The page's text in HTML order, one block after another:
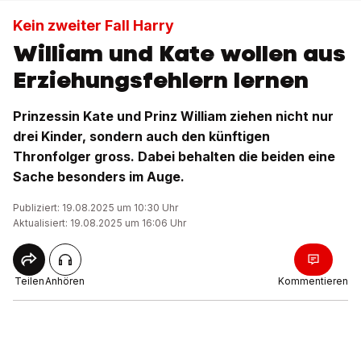
Kein zweiter Fall Harry
William und Kate wollen aus
Erziehungsfehlern lernen
Prinzessin Kate und Prinz William ziehen nicht nur
drei Kinder, sondern auch den künftigen
Thronfolger gross. Dabei behalten die beiden eine
Sache besonders im Auge.
Publiziert: 19.08.2025 um 10:30 Uhr
Aktualisiert: 19.08.2025 um 16:06 Uhr
TeilenAnhören Kommentieren